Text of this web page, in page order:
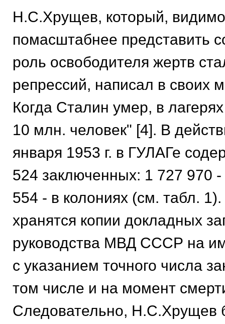
Н.С.Хрущев, который,
помасштабнее представить
роль освободителя жертв
репрессий, написал в своих
Когда Сталин умер, в
10 млн. человек" [4]. В
января 1953 г. в ГУЛАГе
524 заключенных: 1 727 970 -
554 - в колониях (см. табл.
хранятся копии докладных
руководства МВД СССР на
с указанием точного числа
том числе и на момент
Следовательно, Н.С.Хрущев